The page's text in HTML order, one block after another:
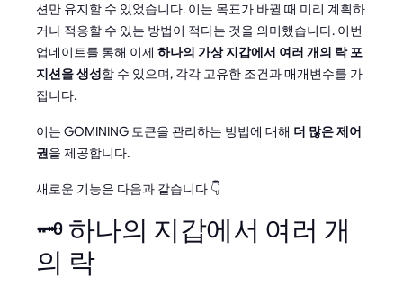
션만 유지할 수 있었습니다. 이는 목표가 바뀔 때 미리 계획하
거나 적응할 수 있는 방법이 적다는 것을 의미했습니다. 이번
업데이트를 통해 이제 하나의 가상 지갑에서 여러 개의 락 포
지션을 생성할 수 있으며, 각각 고유한 조건과 매개변수를 가
집니다.
이는 GOMINING 토큰을 관리하는 방법에 대해 더 많은 제어
권을 제공합니다.
새로운 기능은 다음과 같습니다 👇
🗝️ 하나의 지갑에서 여러 개
의 락